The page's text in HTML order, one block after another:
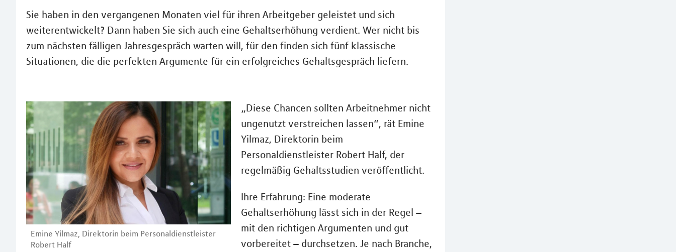
Sie haben in den vergangenen Monaten viel für ihren Arbeitgeber geleistet und sich
weiterentwickelt? Dann haben Sie sich auch eine Gehaltserhöhung verdient. Wer nicht bis
zum nächsten fälligen Jahresgespräch warten will, für den finden sich fünf klassische
Situationen, die die perfekten Argumente für ein erfolgreiches Gehaltsgespräch liefern.
Emine Yilmaz, Direktorin beim Personaldienstleister
Robert Half
„Diese Chancen sollten Arbeitnehmer nicht
ungenutzt verstreichen lassen“, rät Emine
Yilmaz, Direktorin beim
Personaldienstleister Robert Half, der
regelmäßig Gehaltsstudien veröffentlicht.
Ihre Erfahrung: Eine moderate
Gehaltserhöhung lässt sich in der Regel –
mit den richtigen Argumenten und gut
vorbereitet – durchsetzen. Je nach Branche,